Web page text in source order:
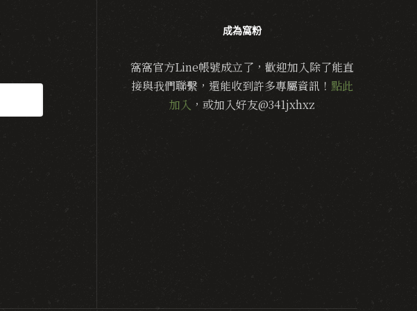
成為窩粉
窩窩官方Line帳號成立了，歡迎加入除了能直
接與我們聯繫，還能收到許多專屬資訊！ 點此
加入 ，或加入好友@341jxhxz